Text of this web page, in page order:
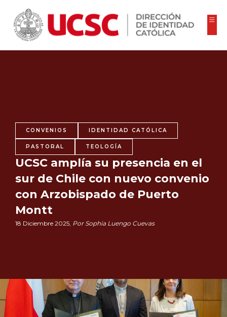
CONVENIOS IDENTIDAD CATÓLICA
PASTORAL TEOLOGÍA
UCSC amplía su presencia en el
sur de Chile con nuevo convenio
con Arzobispado de Puerto
Montt
18 Diciembre 2025, Por Sophia Luengo Cuevas